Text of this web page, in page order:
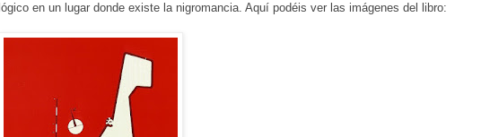
lógico en un lugar donde existe la nigromancia. Aquí podéis ver las imágenes del libro: